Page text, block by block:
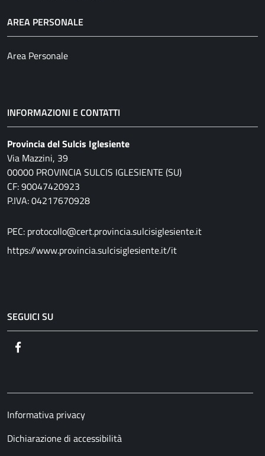
AREA PERSONALE
Area Personale
INFORMAZIONI E CONTATTI
Provincia del Sulcis Iglesiente
Via Mazzini, 39
00000 PROVINCIA SULCIS IGLESIENTE (SU)
CF: 90047420923
P.IVA: 04217670928
PEC: protocollo@cert.provincia.sulcisiglesiente.it
https://www.provincia.sulcisiglesiente.it/it
SEGUICI SU
Informativa privacy
Dichiarazione di accessibilità